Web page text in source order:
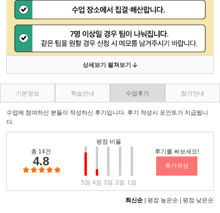
상세보기 펼쳐보기
기본정보 학습안내 수업후기 참가안내
수업에 참여하신 분들이 작성하신 후기입니다. 후기 작성시 포인트가 지급됩니
다.
총 14건
4.8
평점 비율
5점 4점 3점 2점 1점
후기를 써보세요!
후기작성
최신순| 평점 높은순 | 평점 낮은순